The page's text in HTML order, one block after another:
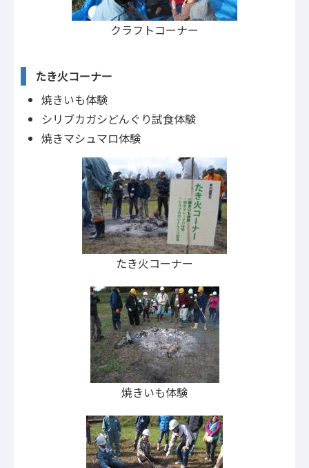
クラフトコーナー
たき火コーナー
焼きいも体験
シリブカガシどんぐり試食体験
焼きマシュマロ体験
たき火コーナー
焼きいも体験